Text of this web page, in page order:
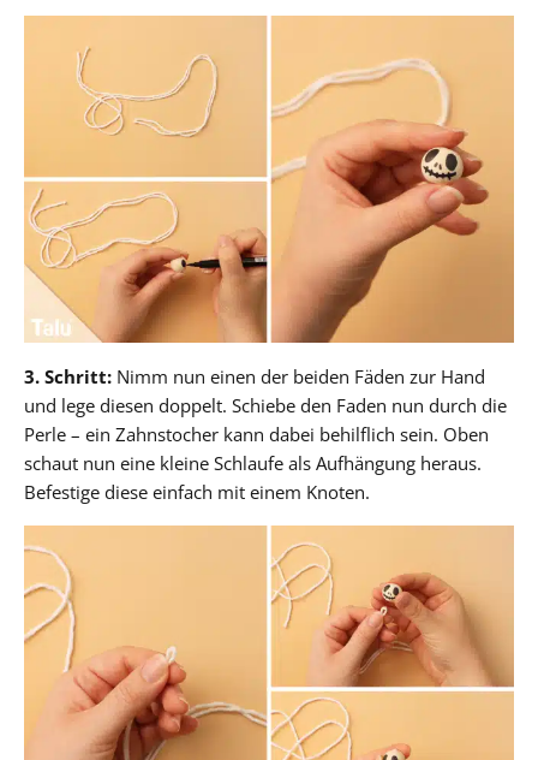
3. Schritt: Nimm nun einen der beiden Fäden zur Hand
und lege diesen doppelt. Schiebe den Faden nun durch die
Perle – ein Zahnstocher kann dabei behilflich sein. Oben
schaut nun eine kleine Schlaufe als Aufhängung heraus.
Befestige diese einfach mit einem Knoten.